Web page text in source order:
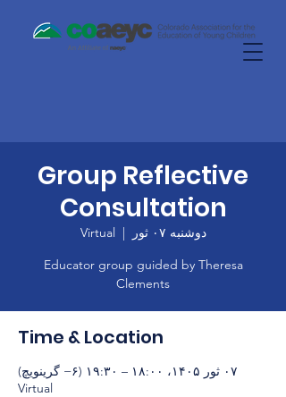
Group Reflective
Consultation
دوشنبه ۰۷ ثور
  |
Virtual
Educator group guided by Theresa
Clements
Time & Location
۰۷ ثور ۱۴۰۵، ۱۸:۰۰ – ۱۹:۳۰ (‎−۶ گرینویچ)
Virtual